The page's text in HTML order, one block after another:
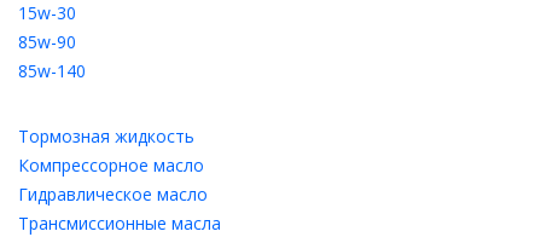
15w-30
85w-90
85w-140
Тормозная жидкость
Компрессорное масло
Гидравлическое масло
Трансмиссионные масла